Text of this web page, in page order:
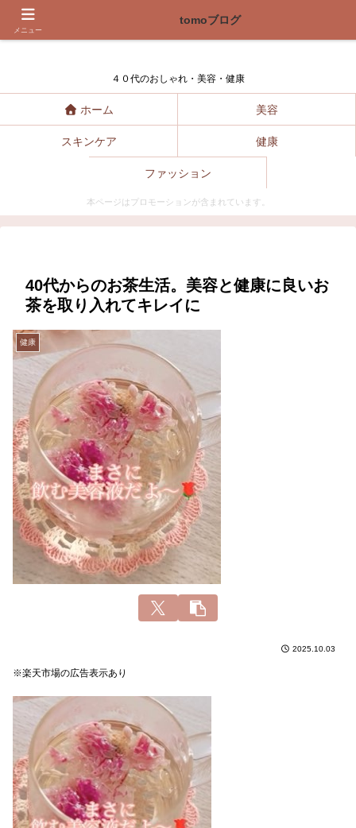
tomoブログ
４０代のおしゃれ・美容・健康
ホーム 美容
スキンケア 健康
ファッション
本ページはプロモーションが含まれています。
40代からのお茶生活。美容と健康に良いお
茶を取り入れてキレイに
健康
2025.10.03
※楽天市場の広告表示あり
メニュー
tomoブログ